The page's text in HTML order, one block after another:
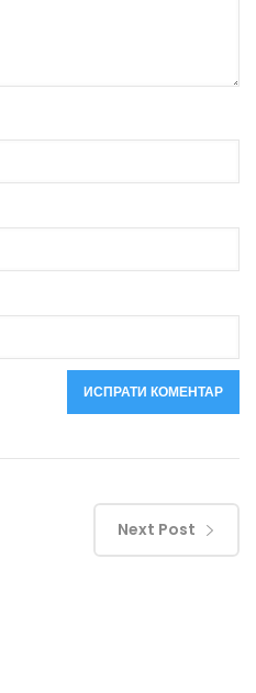
Next Post